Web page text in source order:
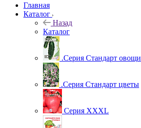
Главная
Каталог
Назад
Каталог
.Серия Стандарт овощи
.Серия Стандарт цветы
Серия XXXL